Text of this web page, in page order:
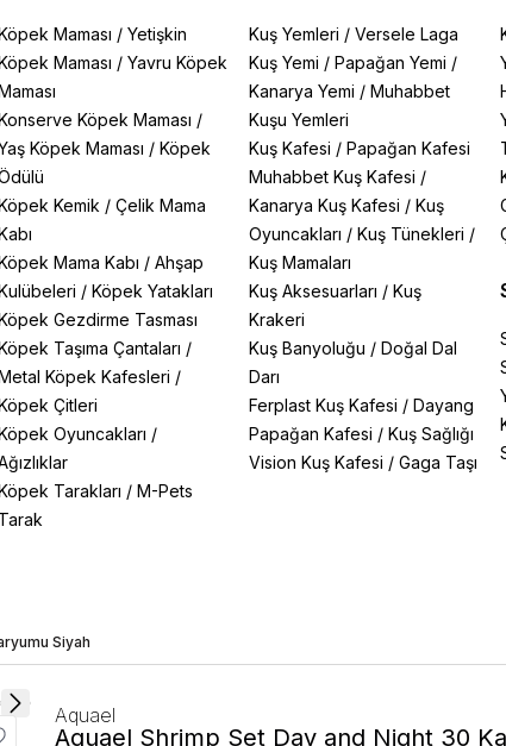
Maması /Yetişkin
Maması /Yavru Köpek
Köpek Maması /
Köpek Maması /Köpek
Kemik /Çelik Mama
Mama Kabı /Ahşap
/Köpek Yatakları
Gezdirme Tasması
Taşıma Çantaları /
Köpek Kafesleri /
Çitleri
Oyuncakları /
Tarakları /M-Pets
Tarak
Kuş Yemleri / Versele Laga
Kuş Yemi / Papağan Yemi /
Kanarya Yemi / Muhabbet
Kuşu Yemleri
Kuş Kafesi / Papağan Kafesi
Muhabbet Kuş Kafesi /
Kanarya Kuş Kafesi / Kuş
Oyuncakları / Kuş Tünekleri /
Kuş Mamaları
Kuş Aksesuarları / Kuş
Krakeri
Kuş Banyoluğu / Doğal Dal
Darı
Ferplast Kuş Kafesi / Dayang
Papağan Kafesi / Kuş Sağlığı
Vision Kuş Kafesi / Gaga Taşı
Siyah
Aquael
Aquael Shrimp Set Day and Night 30